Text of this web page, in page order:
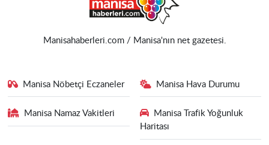
Manisahaberleri.com / Manisa'nın net gazetesi.
Manisa Nöbetçi Eczaneler Manisa Hava Durumu
Manisa Namaz Vakitleri
Manisa Trafik Yoğunluk
Haritası